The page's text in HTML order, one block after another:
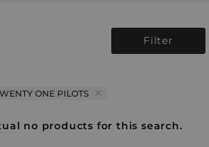
Filter
ONE PILOTS
no products for this search.